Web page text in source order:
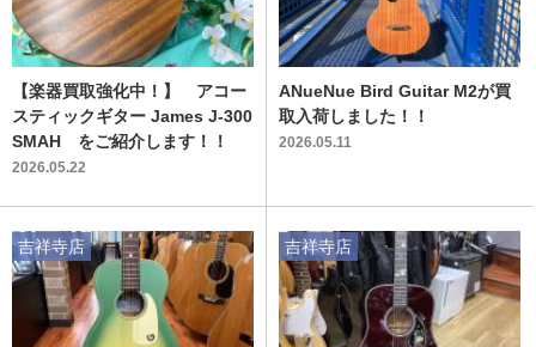
【楽器買取強化中！】 アコー
スティックギター James J-300
SMAH をご紹介します！！
2026.05.22
ANueNue Bird Guitar M2が買
取入荷しました！！
2026.05.11
吉祥寺店 吉祥寺店